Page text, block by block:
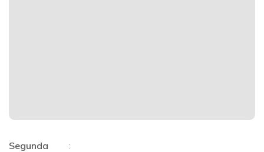
Segunda
: